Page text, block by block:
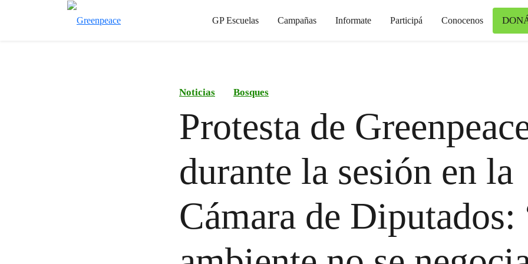
GP Escuelas Campañas Informate Participá Conocenos
Noticias Bosques
Protesta de
durante la sesión en la
Cámara de Diputados: